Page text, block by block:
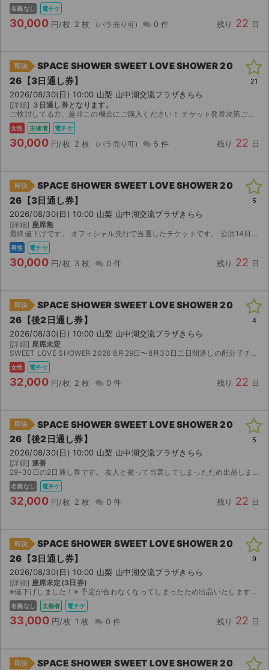
名義なし 電チケ
30,000 円/枚 2 枚 0 件 残り 22 日
即決
SPACE SHOWER SWEET LOVE SHOWER 20
26【3日通し券】
2026/08/30(日) 10:00 山梨 山中湖交流プラザきらら
[詳細] ３日通し券となります。
ご検討してる方、是非この機会にご購入ください！ チケット発券次第ご連絡させていただきます。
女性 主催者 電チケ
30,000 円/枚 2 枚 5 件 残り 22 日
21
即決
SPACE SHOWER SWEET LOVE SHOWER 20
26【3日通し券】
2026/08/30(日) 10:00 山梨 山中湖交流プラザきらら
[詳細] 座席無
最終値下げです。 オフィシャル先行で当選したチケットです。 公演14日前になりましたら電子チケットを送付致します。 定価よりお安くしております。
男性 電チケ
30,000 円/枚 3 枚 0 件 残り 22 日
5
即決
SPACE SHOWER SWEET LOVE SHOWER 20
26【後2日通し券】
2026/08/30(日) 10:00 山梨 山中湖交流プラザきらら
[詳細] 座席未定
SWEET LOVE SHOWER 2026 8月29日〜8月30日二日間通しの配分子チケットになります。 オフィシャルでは完売チケットになります。 急な都合で行けなくなり出品いたします。 ...
女性 電チケ
32,000 円/枚 2 枚 0 件 残り 22 日
4
即決
SPACE SHOWER SWEET LOVE SHOWER 20
26【後2日通し券】
2026/08/30(日) 10:00 山梨 山中湖交流プラザきらら
[詳細] 連番
29-30日の2日通し券です。 友人と被って当選してしまったため出品します。 落札いただいた場合、 分配に必要な個人情報を教えていただき、 私と友人からそれぞれの子チケを分配します。 私たち...
名義なし 電チケ
32,000 円/枚 2 枚 0 件 残り 22 日
5
即決
SPACE SHOWER SWEET LOVE SHOWER 20
26【3日通し券】
2026/08/30(日) 10:00 山梨 山中湖交流プラザきらら
[詳細] 座席未定(3日券)
※値下げしました！※ 予定が合わなくなってしまったため出品いたします。 2枚当選の1枚（子チケ）です。 チケットの引き渡しについての相談歓迎です。 価格交渉もお受けいたします。 【...
名義なし 主催者 電チケ
33,000 円/枚 1 枚 0 件 残り 22 日
9
即決 SPACE SHOWER SWEET LOVE SHOWER 20